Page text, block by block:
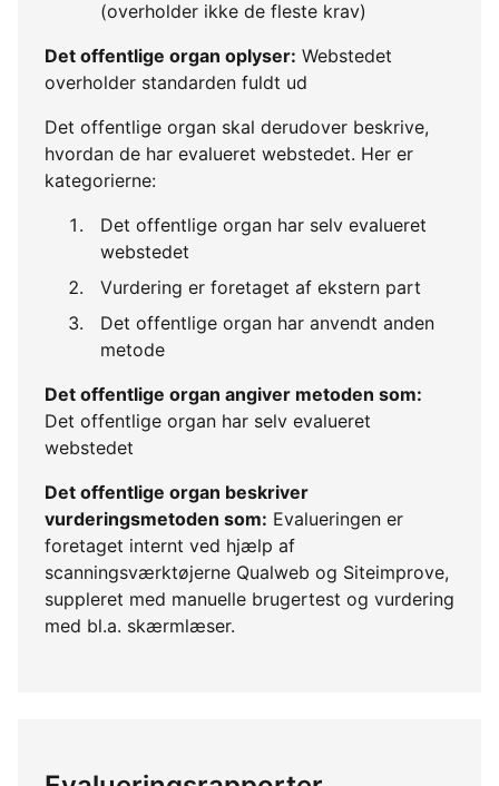
(overholder ikke de fleste krav)
Det offentlige organ oplyser: Webstedet
overholder standarden fuldt ud
Det offentlige organ skal derudover beskrive,
hvordan de har evalueret webstedet. Her er
kategorierne:
Det offentlige organ har selv evalueret
webstedet
Vurdering er foretaget af ekstern part
Det offentlige organ har anvendt anden
metode
Det offentlige organ angiver metoden som:
Det offentlige organ har selv evalueret
webstedet
Det offentlige organ beskriver
vurderingsmetoden som: Evalueringen er
foretaget internt ved hjælp af
scanningsværktøjerne Qualweb og Siteimprove,
suppleret med manuelle brugertest og vurdering
med bl.a. skærmlæser.